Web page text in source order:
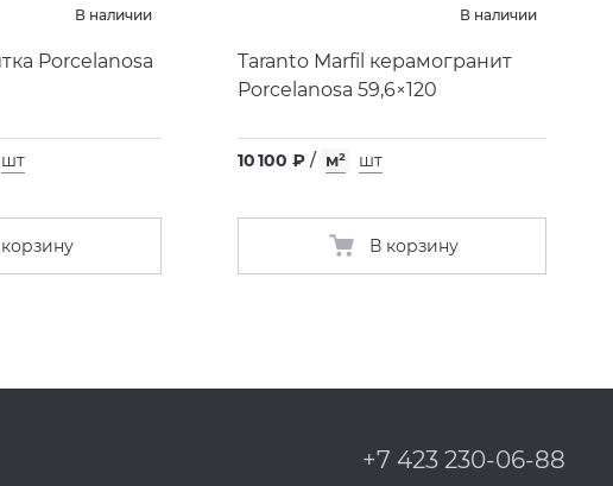
В наличии
Porcelanosa
шт
В наличии
Taranto Marfil керамогранит
Porcelanosa 59,6×120
10 100 ₽ / м² шт
В корзину
+7 423 230-06-88